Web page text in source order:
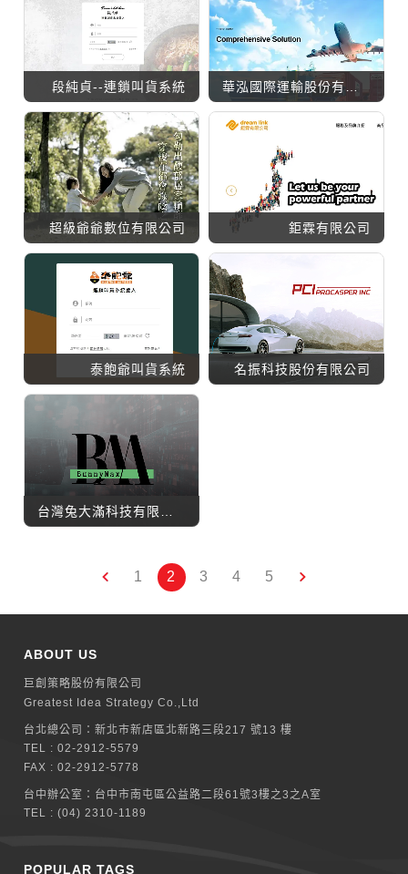
段純貞--連鎖叫貨系統
超級爺爺數位有限公司 鉅霖有限公司
泰飽爺叫貨系統 名振科技股份有限公司
1 2 3 4 5
ABOUT US
巨創策略股份有限公司
Greatest Idea Strategy Co.,Ltd
台北總公司：新北巿新店區北新路三段217 號13 樓
TEL :02-2912-5579
FAX : 02-2912-5778
台中辦公室： 台中市南屯區公益路二段61號3樓之3之A室
TEL :(04) 2310-1189
POPULAR TAGS